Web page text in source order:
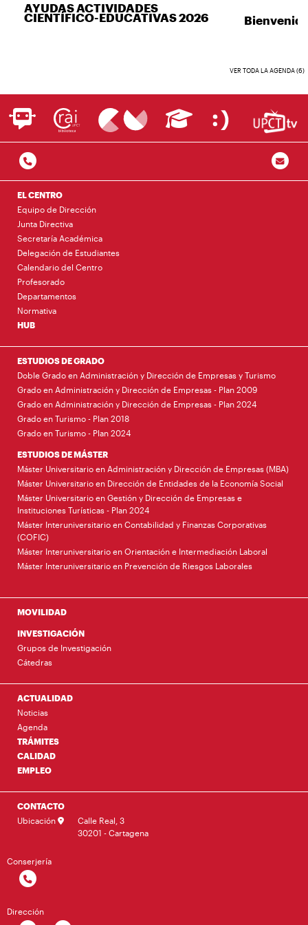
AYUDAS ACTIVIDADES
CIENTÍFICO-EDUCATIVAS 2026
VER TODA LA AGENDA (6)
EL CENTRO
Equipo de Dirección
Junta Directiva
Secretaría Académica
Delegación de Estudiantes
Calendario del Centro
Profesorado
Departamentos
Normativa
HUB
ESTUDIOS DE GRADO
Doble Grado en Administración y Dirección de Empresas y Turismo
Grado en Administración y Dirección de Empresas - Plan 2009
Grado en Administración y Dirección de Empresas - Plan 2024
Grado en Turismo - Plan 2018
Grado en Turismo - Plan 2024
ESTUDIOS DE MÁSTER
Máster Universitario en Administración y Dirección de Empresas (MBA)
Máster Universitario en Dirección de Entidades de la Economía Social
Máster Universitario en Gestión y Dirección de Empresas e
Instituciones Turísticas - Plan 2024
Máster Interuniversitario en Contabilidad y Finanzas Corporativas
(COFIC)
Máster Interuniversitario en Orientación e Intermediación Laboral
Máster Interuniversitario en Prevención de Riesgos Laborales
MOVILIDAD
INVESTIGACIÓN
Grupos de Investigación
Cátedras
ACTUALIDAD
Noticias
Agenda
TRÁMITES
CALIDAD
EMPLEO
CONTACTO
Ubicación
Calle Real, 3
30201 - Cartagena
Conserjería
Dirección